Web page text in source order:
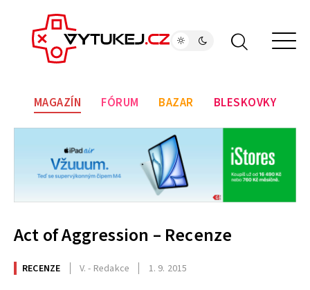
MAGAZÍN FÓRUM BAZAR BLESKOVKY
Act of Aggression – Recenze
RECENZE V. - Redakce 1. 9. 2015